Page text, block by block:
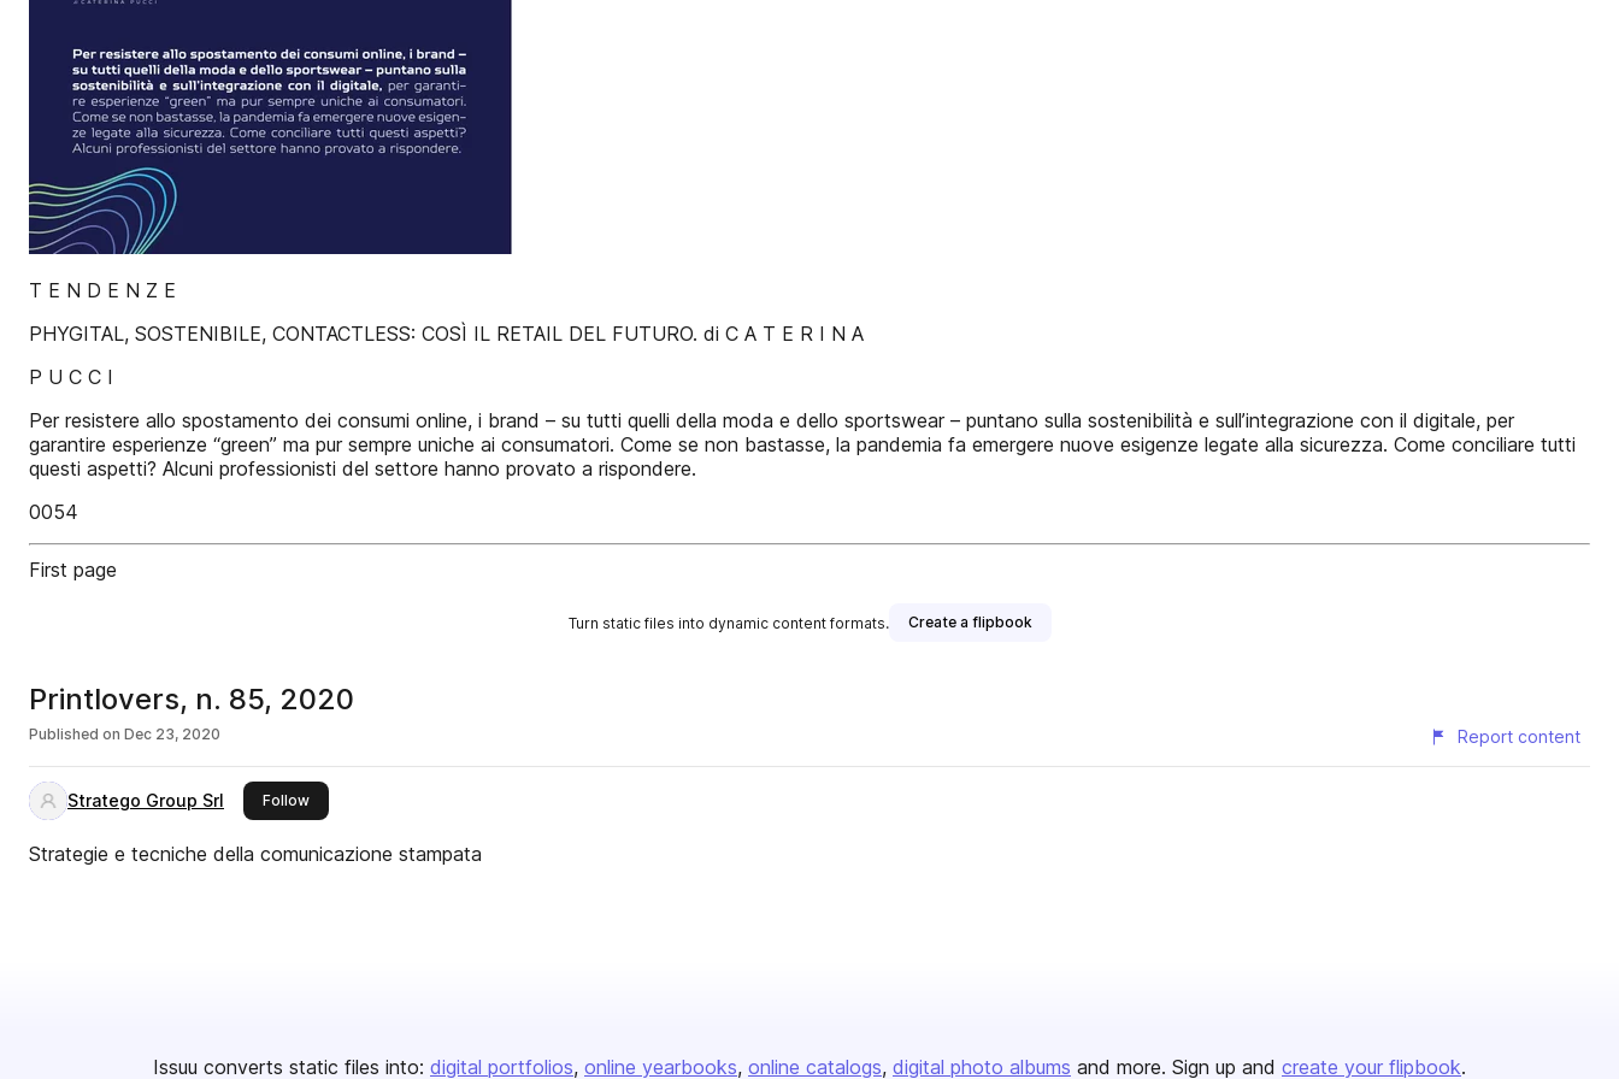
T E N D E N Z E
PHYGITAL, SOSTENIBILE, CONTACTLESS: COSÌ IL RETAIL DEL FUTURO. di C A T E R I N A
P U C C I
Per resistere allo spostamento dei consumi online, i brand – su tutti quelli della moda e dello sportswear – puntano sulla sostenibilità e sull’integrazione con il digitale, per
garantire esperienze “green” ma pur sempre uniche ai consumatori. Come se non bastasse, la pandemia fa emergere nuove esigenze legate alla sicurezza. Come conciliare tutti
questi aspetti? Alcuni professionisti del settore hanno provato a rispondere.
0054
First page
Turn static files into dynamic content formats. Create a flipbook
Printlovers, n. 85, 2020
Published on Dec 23, 2020 Report content
Stratego Group Srl Followthis publisher
Strategie e tecniche della comunicazione stampata
Issuu converts static files into: digital portfolios online yearbooks online catalogs digital photo albums and more. Sign up and create your flipbook.